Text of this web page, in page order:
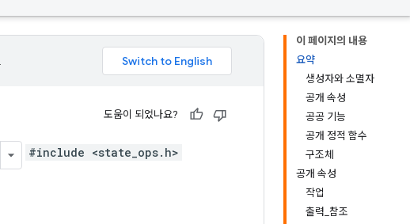
이 페이지의 내용
요약
생성자와 소멸자
공개 속성
공공 기능
공개 정적 함수
구조체
공개 속성
작업
출력_참조
도움이 되었나요?
#include <state_ops.h>